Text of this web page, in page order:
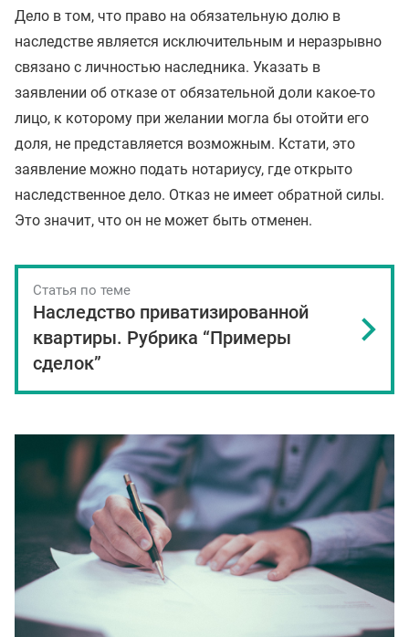
Дело в том, что право на обязательную долю в
наследстве является исключительным и неразрывно
связано с личностью наследника. Указать в
заявлении об отказе от обязательной доли какое-то
лицо, к которому при желании могла бы отойти его
доля, не представляется возможным. Кстати, это
заявление можно подать нотариусу, где открыто
наследственное дело. Отказ не имеет обратной силы.
Это значит, что он не может быть отменен.
Статья по теме
Наследство приватизированной
квартиры. Рубрика “Примеры
сделок”